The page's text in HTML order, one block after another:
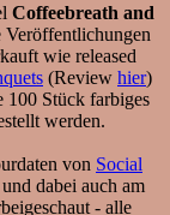
Coffeebreath and
Veröffentlichungen
wie released
(Review hier)
Stück farbiges
werden.
von Social
dabei auch am
- alle